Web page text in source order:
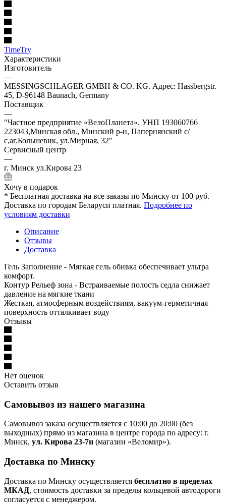
TimeTry
Характеристики
Изготовитель
—
MESSINGSCHLAGER GMBH & CO. KG. Адрес: Hassbergstr.
45, D-96148 Baunach, Germany
Поставщик
—
"Частное предприятие «ВелоПланета». УНП 193060766
223043,Минская обл., Минский р-н, Папернянский с/
с,аг.Большевик, ул.Мирная, 32"
Сервисный центр
—
г. Минск ул.Кирова 23
Хочу в подарок
* Бесплатная доставка на все заказы по Минску от 100 руб.
Доставка по городам Беларуси платная. Подробнее по
условиям доставки
Описание
Отзывы
Доставка
Гель Заполнение - Мягкая гель обивка обеспечивает ультра
комфорт.
Контур Рельеф зона - Встраиваемые полость седла снижает
давление на мягкие ткани
Жесткая, атмосферным воздействиям, вакуум-герметичная
поверхность отталкивает воду
Отзывы
Нет оценок
Оставить отзыв
Самовывоз из нашего магазина
Самовывоз заказа осуществляется с 10:00 до 20:00 (без
выходных) прямо из магазина в центре города по адресу: г.
Минск, ул. Кирова 23-7н (магазин «Веломир»).
Доставка по Минску
Доставка по Минску осуществляется бесплатно в пределах
МКАД, стоимость доставки за пределы кольцевой автодороги
согласуется с менеджером.